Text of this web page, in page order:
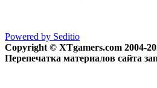
Powered by Seditio
Copyright © XTgamers.com 2004-
Перепечатка материалов сайта